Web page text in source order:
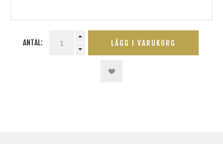
ANTAL: LÄGG I VARUKORG